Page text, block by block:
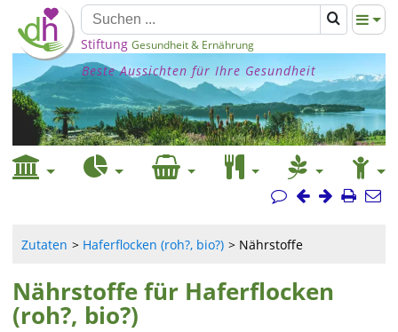
Stiftung Gesundheit & Ernährung
Beste Aussichten für Ihre Gesundheit
Zutaten Haferflocken (roh?, bio?) Nährstoffe
Nährstoffe für Haferflocken
(roh?, bio?)